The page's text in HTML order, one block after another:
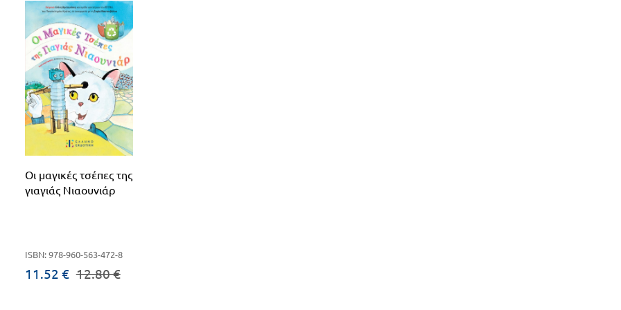
Οι μαγικές τσέπες της
γιαγιάς Νιαουνιάρ
ISBN: 978-960-563-472-8
11.52 € 12.80 €